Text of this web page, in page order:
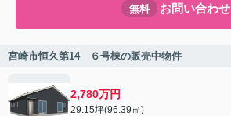
無料 お問い合わせ
宮崎市恒久第14 ６号棟の販売中物件
2,780万円
29.15坪(96.39㎡)